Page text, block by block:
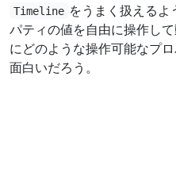
Timeline をうまく扱えるよ
パティの値を自由に操作して
にどのような操作可能なプ
面白いだろう。